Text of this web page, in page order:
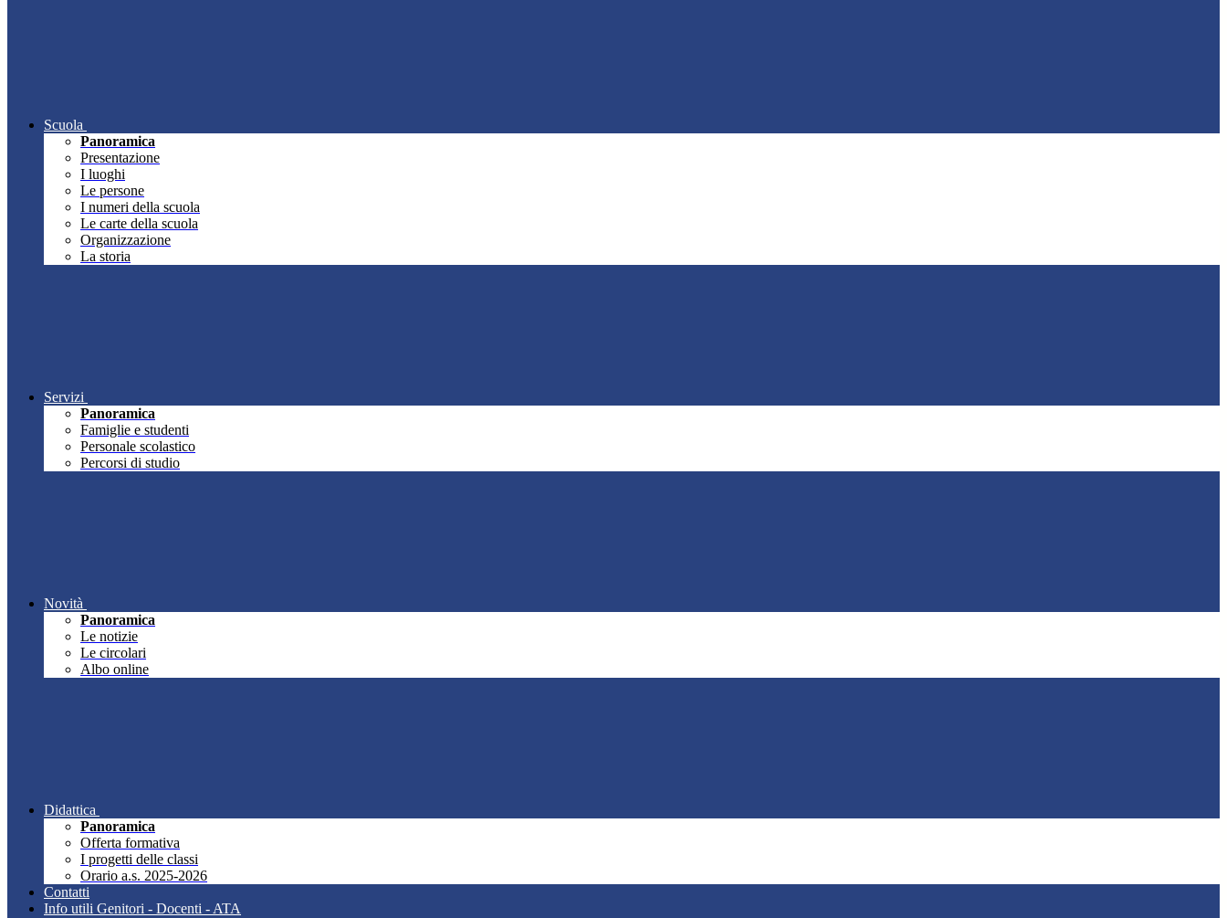
Scuola
Panoramica
Presentazione
I luoghi
Le persone
I numeri della scuola
Le carte della scuola
Organizzazione
La storia
Servizi
Panoramica
Famiglie e studenti
Personale scolastico
Percorsi di studio
Novità
Panoramica
Le notizie
Le circolari
Albo online
Didattica
Panoramica
Offerta formativa
I progetti delle classi
Orario a.s. 2025-2026
Contatti
Info utili Genitori - Docenti - ATA